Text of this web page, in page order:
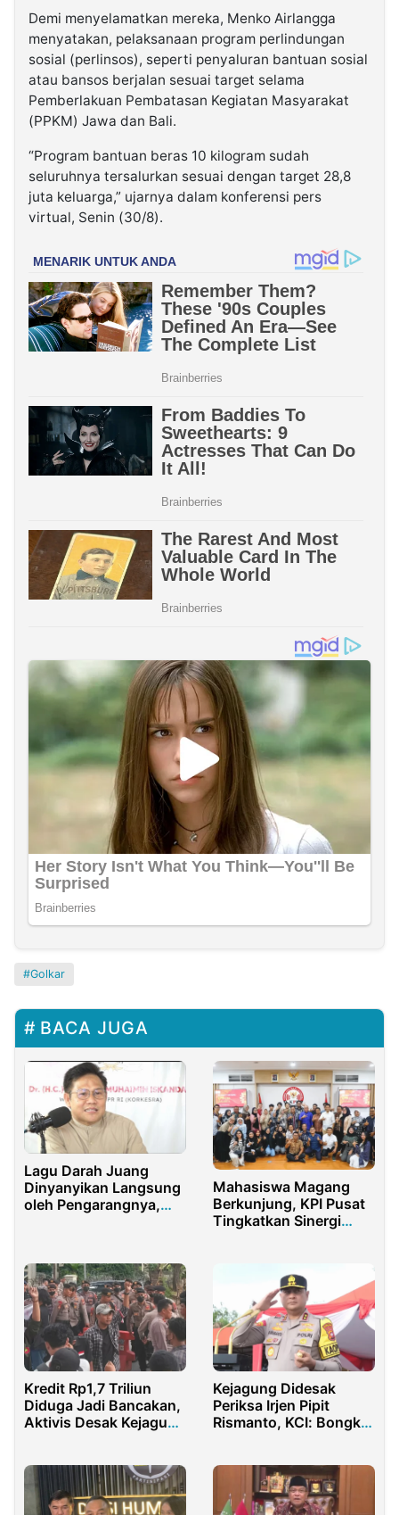
Demi menyelamatkan mereka, Menko Airlangga
menyatakan, pelaksanaan program perlindungan
sosial (perlinsos), seperti penyaluran bantuan sosial
atau bansos berjalan sesuai target selama
Pemberlakuan Pembatasan Kegiatan Masyarakat
(PPKM) Jawa dan Bali.
“Program bantuan beras 10 kilogram sudah
seluruhnya tersalurkan sesuai dengan target 28,8
juta keluarga,” ujarnya dalam konferensi pers
virtual, Senin (30/8).
Golkar
BACA JUGA
Lagu Darah Juang
Dinyanyikan Langsung
oleh Pengarangnya,
Mahasiswa Magang
Berkunjung, KPI Pusat
Tingkatkan Sinergi
Kredit Rp1,7 Triliun
Diduga Jadi Bancakan,
Aktivis Desak Kejagung
Kejagung Didesak
Periksa Irjen Pipit
Rismanto, KCI: Bongkar